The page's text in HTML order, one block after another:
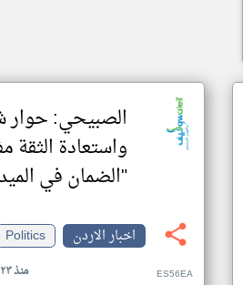
الصبيحي:
واستعادة الثقة
"الضمان في
اخبار الاردن
Politics
منذ ٢٣ يوم ES56EA